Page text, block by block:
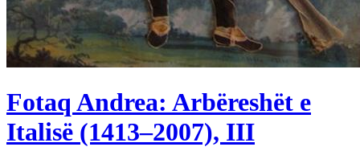
Fotaq Andrea: Arbëreshët e
Italisë (1413–2007), III